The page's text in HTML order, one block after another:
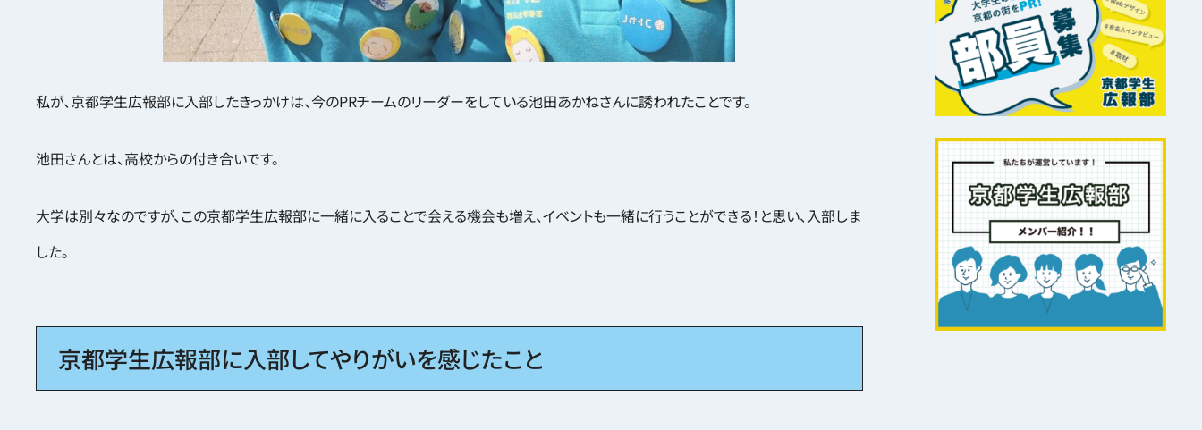
私が、京都学生広報部に入部したきっかけは、今のPRチームのリーダーをしている池田あかねさんに誘われたことです。
池田さんとは、高校からの付き合いです。
大学は別々なのですが、この京都学生広報部に一緒に入ることで会える機会も増え、イベントも一緒に行うことができる！と思い、入部しま
した。
京都学生広報部に入部してやりがいを感じたこと